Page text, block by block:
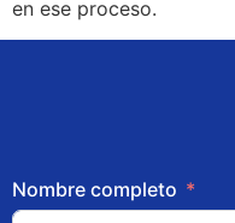
en ese proceso.
Nombre completo